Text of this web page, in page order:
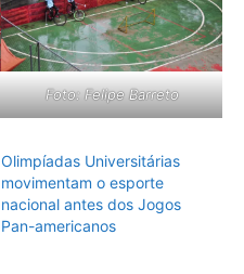
Foto: Felipe Barreto
Olimpíadas Universitárias
movimentam o esporte
nacional antes dos Jogos
Pan-americanos